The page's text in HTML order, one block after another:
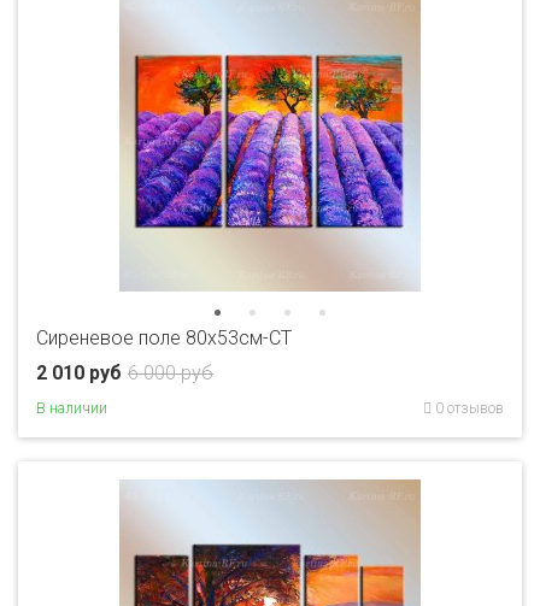
Сиреневое поле 80x53см-CT
6 000 руб
2 010 руб
В наличии 0 отзывов